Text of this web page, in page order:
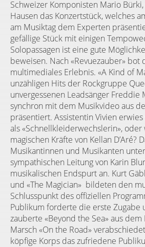
Schweizer Komponisten Mario
Hausen das Konzertstück, welches
am Musiktag dem Experten
gefällige Stück mit einigen
Solopassagen ist eine gute
beweisen. Nach «Revuezauber» bot
multimediales Erlebnis. «A Kind of
unzähligen Hits der Rockgruppe
unvergessenen Leadsänger Freddie
synchron mit dem Musikvideo aus
präsentiert. Assistentin Vivien
als «Schnellkleiderwechslerin»,
magischen Kräfte von Kellan D’Aré?
Musikantinnen und Musikanten
sympathischen Leitung von Karin
musikalischen Endspurt an. Kurt
und «The Magician» bildeten den
Schlusspunkt des offiziellen
Publikum forderte die erste Zugabe
zauberte «Beyond the Sea» aus
Marsch «On the Road»
köpfige Korps das zufriedene